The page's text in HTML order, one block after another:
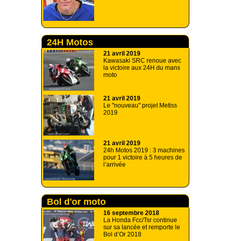
24H Motos
21 avril 2019
Kawasaki SRC renoue avec
la victoire aux 24H du mans
moto
21 avril 2019
Le "nouveau" projet Metiss
2019
21 avril 2019
24h Motos 2019 : 3 machines
pour 1 victoire à 5 heures de
l’arrivée
Bol d'or moto
16 septembre 2018
La Honda Fcc/Tsr continue
sur sa lancée et remporte le
Bol d’Or 2018